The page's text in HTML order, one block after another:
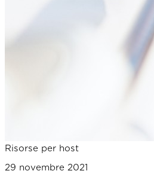
Risorse per host
29 novembre 2021